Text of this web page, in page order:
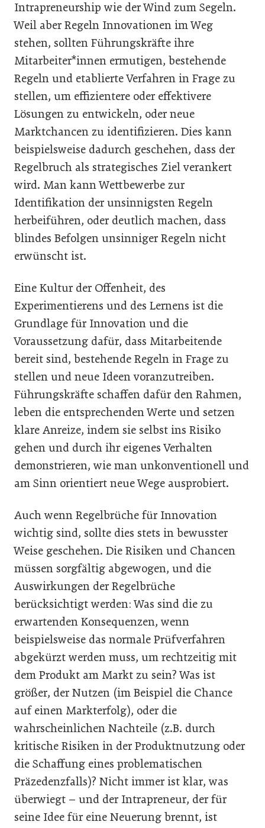
Intrapreneurship wie der Wind zum Segeln.
Weil aber Regeln Innovationen im Weg
stehen, sollten Führungskräfte ihre
Mitarbeiter*innen ermutigen, bestehende
Regeln und etablierte Verfahren in Frage zu
stellen, um effizientere oder effektivere
Lösungen zu entwickeln, oder neue
Marktchancen zu identifizieren. Dies kann
beispielsweise dadurch geschehen, dass der
Regelbruch als strategisches Ziel verankert
wird. Man kann Wettbewerbe zur
Identifikation der unsinnigsten Regeln
herbeiführen, oder deutlich machen, dass
blindes Befolgen unsinniger Regeln nicht
erwünscht ist.
Eine Kultur der Offenheit, des
Experimentierens und des Lernens ist die
Grundlage für Innovation und die
Voraussetzung dafür, dass Mitarbeitende
bereit sind, bestehende Regeln in Frage zu
stellen und neue Ideen voranzutreiben.
Führungskräfte schaffen dafür den Rahmen,
leben die entsprechenden Werte und setzen
klare Anreize, indem sie selbst ins Risiko
gehen und durch ihr eigenes Verhalten
demonstrieren, wie man unkonventionell und
am Sinn orientiert neue Wege ausprobiert.
Auch wenn Regelbrüche für Innovation
wichtig sind, sollte dies stets in bewusster
Weise geschehen. Die Risiken und Chancen
müssen sorgfältig abgewogen, und die
Auswirkungen der Regelbrüche
berücksichtigt werden: Was sind die zu
erwartenden Konsequenzen, wenn
beispielsweise das normale Prüfverfahren
abgekürzt werden muss, um rechtzeitig mit
dem Produkt am Markt zu sein? Was ist
größer, der Nutzen (im Beispiel die Chance
auf einen Markterfolg), oder die
wahrscheinlichen Nachteile (z.B. durch
kritische Risiken in der Produktnutzung oder
die Schaffung eines problematischen
Präzedenzfalls)? Nicht immer ist klar, was
überwiegt – und der Intrapreneur, der für
seine Idee für eine Neuerung brennt, ist